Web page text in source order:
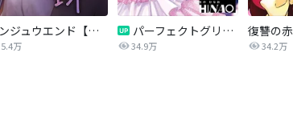
シンジュウエンド【タテヨミ】
5.4万
パーフェクトグリッター
34.9万 34.2万